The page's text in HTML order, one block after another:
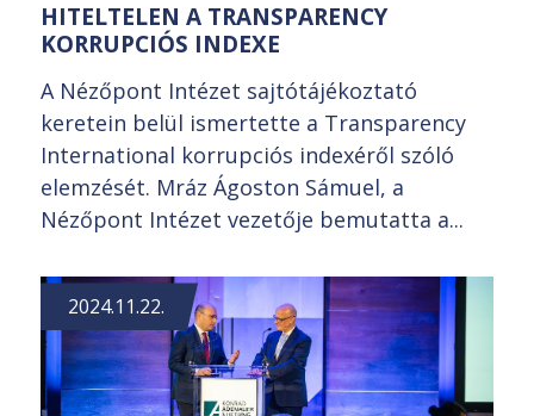
HITELTELEN A TRANSPARENCY
KORRUPCIÓS INDEXE
A Nézőpont Intézet sajtótájékoztató
keretein belül ismertette a Transparency
International korrupciós indexéről szóló
elemzését. Mráz Ágoston Sámuel, a
Nézőpont Intézet vezetője bemutatta a...
2024.11.22.